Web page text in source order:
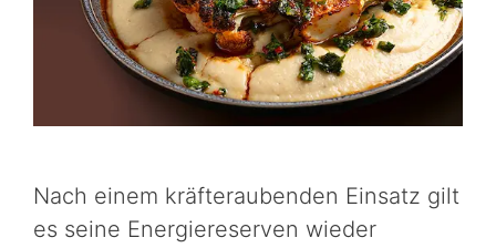
Nach einem kräfteraubenden Einsatz gilt
es seine Energiereserven wieder